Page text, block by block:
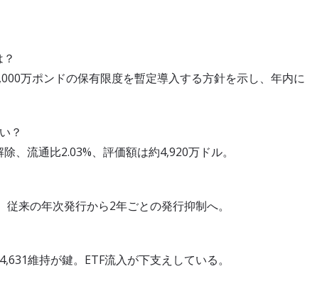
万ポンドの保有限度を暫定導入する方針を示し、年内に
？
、流通比2.03%、評価額は約4,920万ドル。
来の年次発行から2年ごとの発行抑制へ。
維持が鍵。ETF流入が下支えしている。